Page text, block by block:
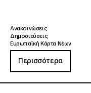
Ανακοινώσεις
Δημοσιεύσεις
Ευρωπαϊκή Κάρτα Νέων
Περισσότερα